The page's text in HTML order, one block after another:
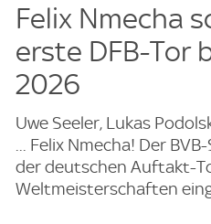
Felix Nmecha
erste DFB-Tor
2026
Uwe Seeler, Lukas
... Felix Nmecha! Der
der deutschen Auftakt-
Weltmeisterschaften